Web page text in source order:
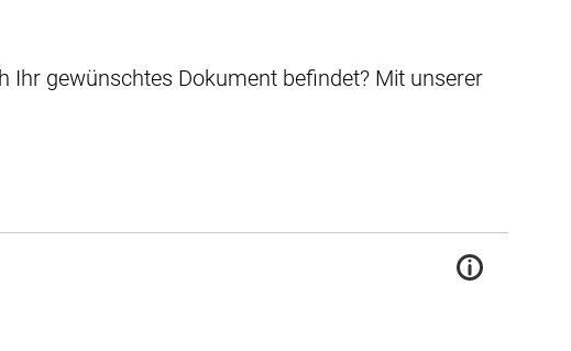
Ihr gewünschtes Dokument befindet? Mit unserer